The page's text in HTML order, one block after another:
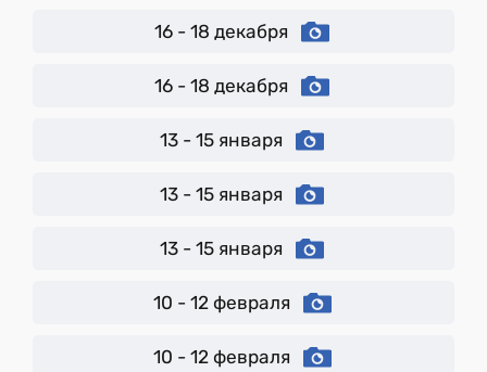
16 - 18 декабря
16 - 18 декабря
13 - 15 января
13 - 15 января
13 - 15 января
10 - 12 февраля
10 - 12 февраля